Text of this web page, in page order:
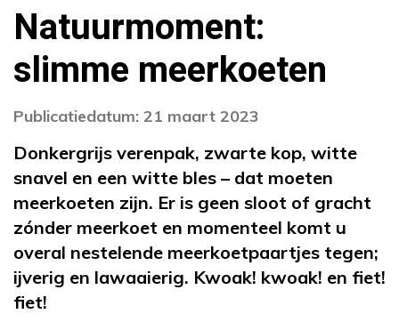
Natuurmoment:
slimme meerkoeten
Publicatiedatum: 21 maart 2023
Donkergrijs verenpak, zwarte kop, witte
snavel en een witte bles – dat moeten
meerkoeten zijn. Er is geen sloot of gracht
zónder meerkoet en momenteel komt u
overal nestelende meerkoetpaartjes tegen;
ijverig en lawaaierig. Kwoak! kwoak! en fiet!
fiet!